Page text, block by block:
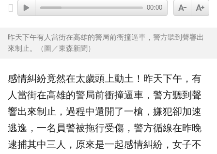
00:00
昨天下午有人當街在高雄的警局前衝撞逼車，警方聽到聲響出
來制止。（圖／東森新聞）
感情糾紛竟然在太歲頭上動土！昨天下午，有
人當街在高雄的警局前衝撞逼車 ，警方聽到聲
響出來制止，過程中還開了一槍，嫌犯卻加速
逃逸 ，一名員警被拖行受傷，警方循線在昨晚
逮捕其中三人，原來是一起感情糾紛，女子不